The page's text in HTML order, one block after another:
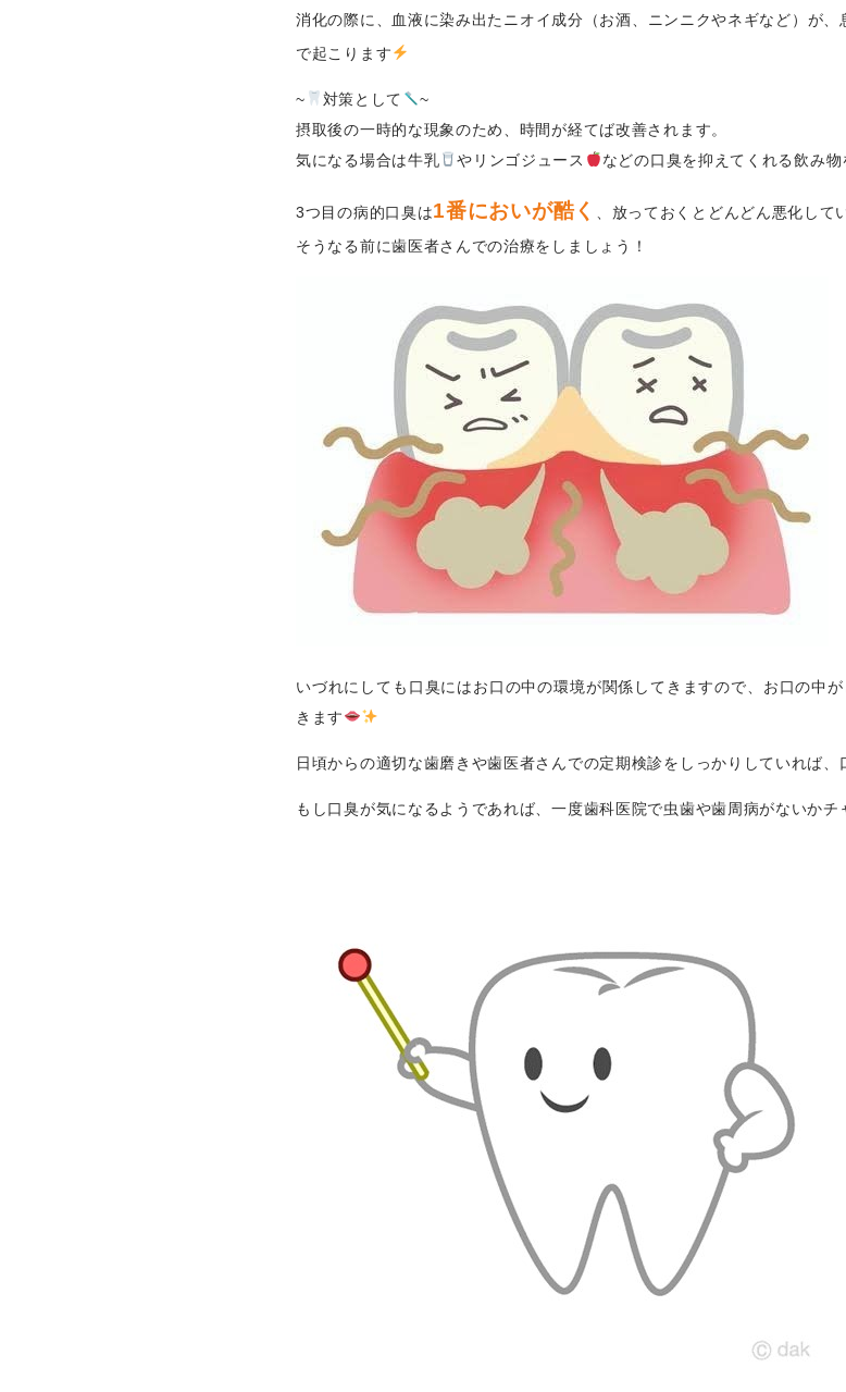
消化の際に、血液に染み出たニオイ成分（お酒、ニンニクやネギなど）が、
で起こります
~ 対策として
~
摂取後の一時的な現象のため、時間が経てば改善されます。
気になる場合は牛乳
やリンゴジュース などの口臭を抑えてくれる飲み
3つ目の病的口臭は1番においが酷く
、放っておくとどんどん悪化して
そうなる前に歯医者さんでの治療をしましょう！
いづれにしても口臭にはお口の中の環境が関係してきますので、お口の中
きます
日頃からの適切な歯磨きや歯医者さんでの定期検診をしっかりしていれば
もし口臭が気になるようであれば、一度歯科医院で虫歯や歯周病がないかチ